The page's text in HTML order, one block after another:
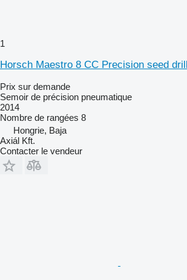
1
Horsch Maestro 8 CC Precision seed
Prix sur demande
Semoir de précision pneumatique
2014
Nombre de rangées 8
Hongrie, Baja
Axiál Kft.
Contacter le vendeur